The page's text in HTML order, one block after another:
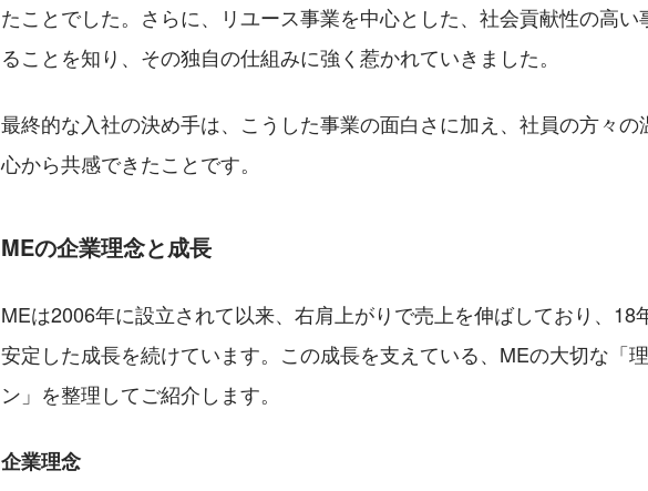
たことでした。さらに、リユース事業を中心とした、社会貢献性の高い
ることを知り、その独自の仕組みに強く惹かれていきました。
最終的な入社の決め手は、こうした事業の面白さに加え、社員の方々の
心から共感できたことです。
MEの企業理念と成長
MEは2006年に設立されて以来、右肩上がりで売上を伸ばしており、18
安定した成長を続けています。この成長を支えている、MEの大切な「
ン」を整理してご紹介します。
企業理念